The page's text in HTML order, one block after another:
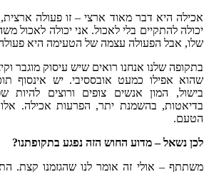
אכילה היא דבר מאוד ארצי – זו פעולה
יכולה להתקיים בלי לאכול. אני יכולה לאכול
שלו, אבל הפעולה עצמה של הטעימה היא
בתקופה שלנו אנחנו רואים שיש עיסוק מוגבר
שהוא אפילו כמעט אובססיבי. יש אינסוף
בישול, המון אנשים צופים ורוצים להיות
בדיאטות, בהשמנת יתר, הפרעות אכילה.
הטעם.
לכן נשאל – מדוע החוש הזה נפגע בתקופתנו?
משתתף – אולי זה אומר לנו שהגזמנו קצת.